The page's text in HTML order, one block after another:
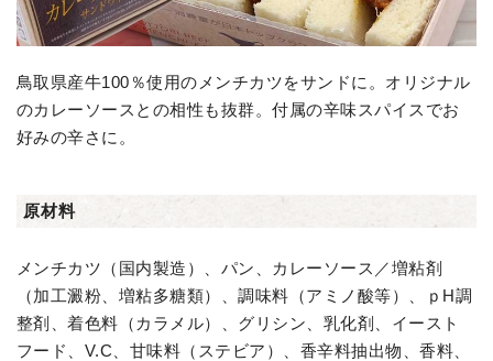
鳥取県産牛100％使用のメンチカツをサンドに。オリジナル
のカレーソースとの相性も抜群。付属の辛味スパイスでお
好みの辛さに。
原材料
メンチカツ（国内製造）、パン、カレーソース／増粘剤
（加工澱粉、増粘多糖類）、調味料（アミノ酸等）、ｐH調
整剤、着色料（カラメル）、グリシン、乳化剤、イースト
フード、V.C、甘味料（ステビア）、香辛料抽出物、香料、